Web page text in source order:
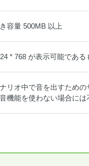
容量 500MB 以上
* 768 が表示可能である
リオ中で音を出すため
機能を使わない場合には